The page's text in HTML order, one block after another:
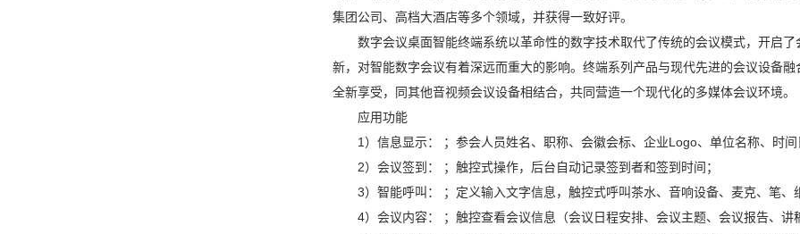
集团公司、高档大酒店等多个领域，并获得一致好评。
数字会议桌面智能终端系统以革命性的数字技术取代了传统的会议模式，开启
新，对智能数字会议有着深远而重大的影响。终端系列产品与现代先进的会议设备
全新享受，同其他音视频会议设备相结合，共同营造一个现代化的多媒体会议环境。
应用功能
1）信息显示： ；参会人员姓名、职称、会徽会标、企业Logo、单位名称、时间
2）会议签到： ；触控式操作，后台自动记录签到者和签到时间；
3）智能呼叫： ；定义输入文字信息，触控式呼叫茶水、音响设备、麦克、笔、
4）会议内容： ；触控查看会议信息（会议日程安排、会议主题、会议报告、讲